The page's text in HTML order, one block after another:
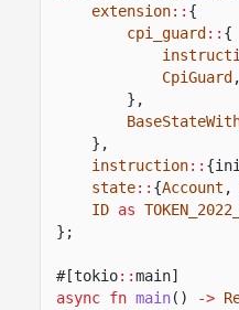
extension:: {
cpi_guard :: {
CpiGuard ,
},
},
instruction::
state:: {Account ,
ID as
};
#[tokio::main]
async fn main() ->